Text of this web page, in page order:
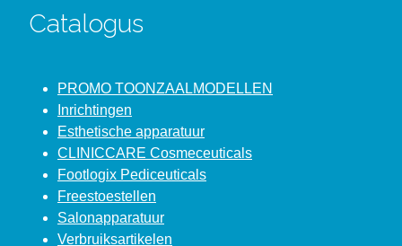
Catalogus
PROMO TOONZAALMODELLEN
Inrichtingen
Esthetische apparatuur
CLINICCARE Cosmeceuticals
Footlogix Pediceuticals
Freestoestellen
Salonapparatuur
Verbruiksartikelen